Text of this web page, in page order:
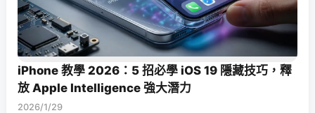
iPhone 教學 2026：5 招必學 iOS 19 隱藏技巧，釋
放 Apple Intelligence 強大潛力
2026/1/29